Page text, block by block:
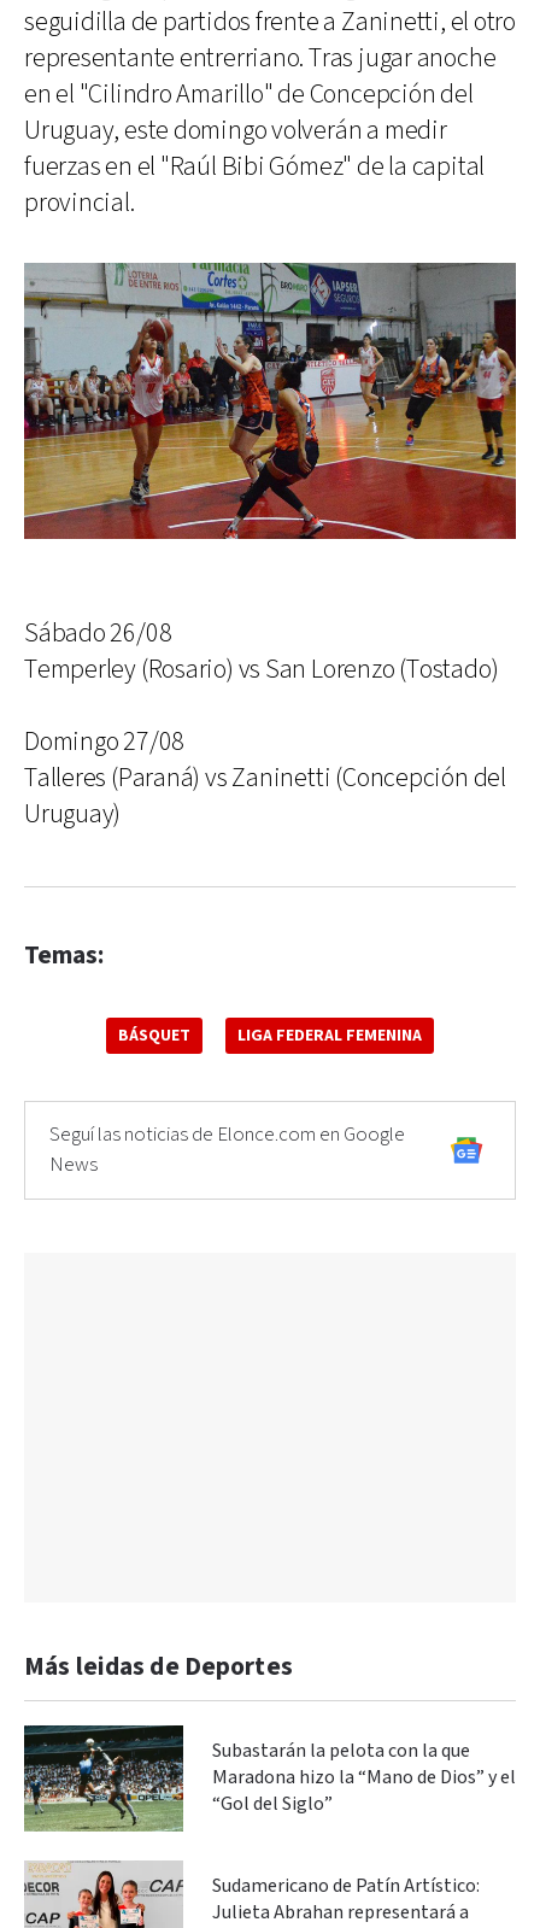
seguidilla de partidos frente a Zaninetti, el otro
representante entrerriano. Tras jugar anoche
en el "Cilindro Amarillo" de Concepción del
Uruguay, este domingo volverán a medir
fuerzas en el "Raúl Bibi Gómez" de la capital
provincial.
Sábado 26/08
Temperley (Rosario) vs San Lorenzo (Tostado)
Domingo 27/08
Talleres (Paraná) vs Zaninetti (Concepción del
Uruguay)
Temas:
BÁSQUET LIGA FEDERAL FEMENINA
Seguí las noticias de Elonce.com en Google
News
Más leidas de Deportes
Subastarán la pelota con la que
Maradona hizo la “Mano de Dios” y el
“Gol del Siglo”
Sudamericano de Patín Artístico:
Julieta Abrahan representará a